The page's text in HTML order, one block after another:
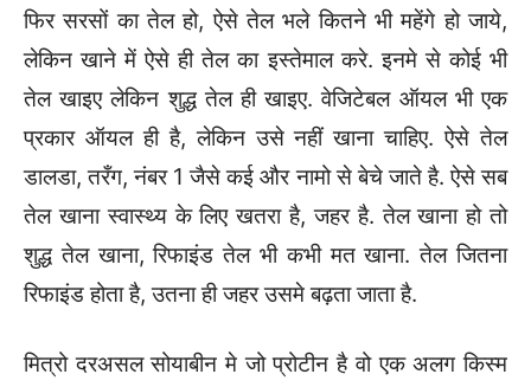
फिर सरसों का तेल हो, ऐसे तेल भले कितने भी महेंगे हो जाये,
लेकिन खाने में ऐसे ही तेल का इस्तेमाल करे. इनमे से कोई भी
तेल खाइए लेकिन शुद्ध तेल ही खाइए. वेजिटेबल ऑयल भी एक
प्रकार ऑयल ही है, लेकिन उसे नहीं खाना चाहिए. ऐसे तेल
डालडा, तरँग, नंबर 1 जैसे कई और नामो से बेचे जाते है. ऐसे सब
तेल खाना स्वास्थ्य के लिए खतरा है, जहर है. तेल खाना हो तो
शुद्ध तेल खाना, रिफाइंड तेल भी कभी मत खाना. तेल जितना
रिफाइंड होता है, उतना ही जहर उसमे बढ़ता जाता है.
मित्रो दरअसल सोयाबीन मे जो प्रोटीन है वो एक अलग किस्म